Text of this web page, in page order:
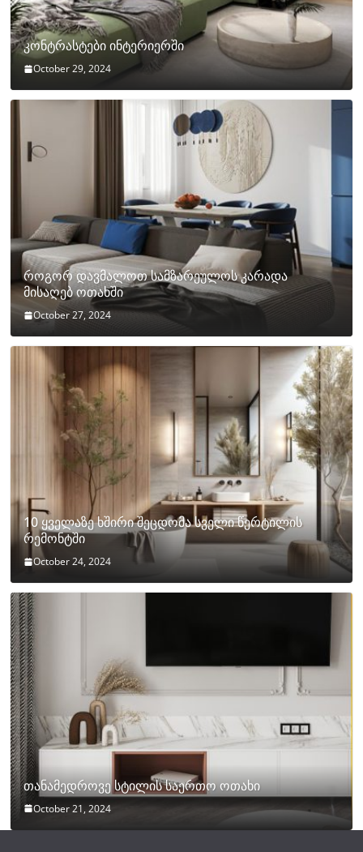
კონტრასტები ინტერიერში
October 29, 2024
როგორ დავმალოთ სამზარეულოს კარადა
მისაღებ ოთახში
October 27, 2024
10 ყველაზე ხშირი შეცდომა სველი წერტილის
რემონტში
October 24, 2024
თანამედროვე სტილის საერთო ოთახი
October 21, 2024